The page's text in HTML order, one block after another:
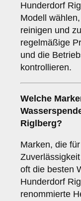
Hunderdorf
Modell
reinigen und
regelmäßige
und die
kontrollieren.
Welche
Riglberg?
Marken, die
oft die besten
Hunderdorf
renommierte